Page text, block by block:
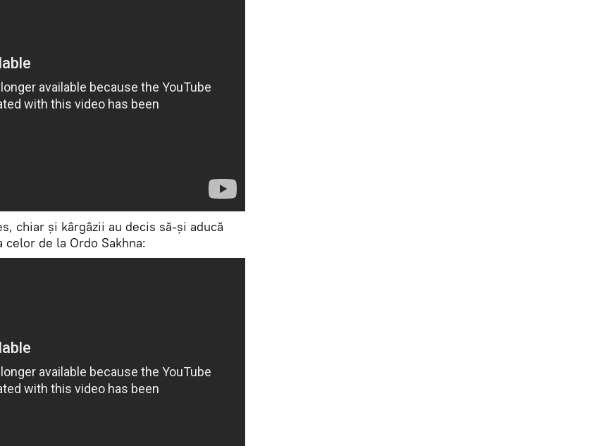
chiar și kârgâzii au decis să-și aducă
de la Ordo Sakhna: